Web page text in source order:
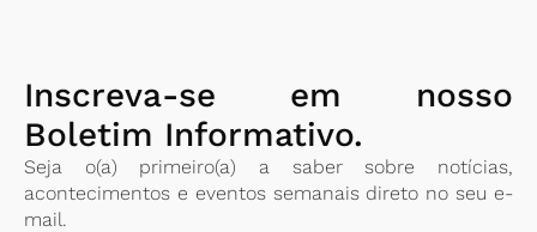
Inscreva-se em nosso
Boletim Informativo.
Seja o(a) primeiro(a) a saber sobre notícias,
acontecimentos e eventos semanais direto no seu e-
mail.